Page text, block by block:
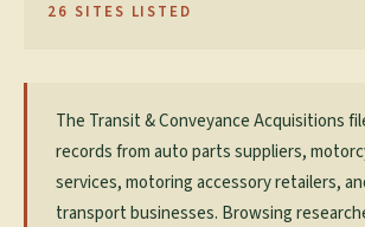
26 SITES LISTED
The Transit & Conveyance Acquisitions
records from auto parts suppliers,
services, motoring accessory retailers,
transport businesses. Browsing